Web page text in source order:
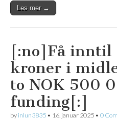
Les mer →
[:no]Få
kroner i
to NOK 500
funding[:]
by inlun3835 • 16. januar 2025 • 0